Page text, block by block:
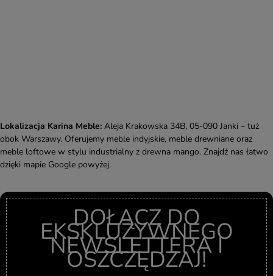
Lokalizacja Karina Meble: Aleja Krakowska 34B, 05-090 Janki – tuż
obok Warszawy. Oferujemy meble indyjskie, meble drewniane oraz
meble loftowe w stylu industrialny z drewna mango. Znajdź nas łatwo
dzięki mapie Google powyżej.
DOŁĄCZ DO
EKSKLUZYWNEGO
NEWSLETTERA I
OSZCZĘDZAJ!